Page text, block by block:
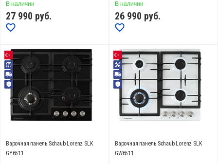
В наличии
27 990 руб.
В наличии
26 990 руб.
Варочная панель Schaub Lorenz SLK
GY6511
Варочная панель Schaub Lorenz SLK
GW6511